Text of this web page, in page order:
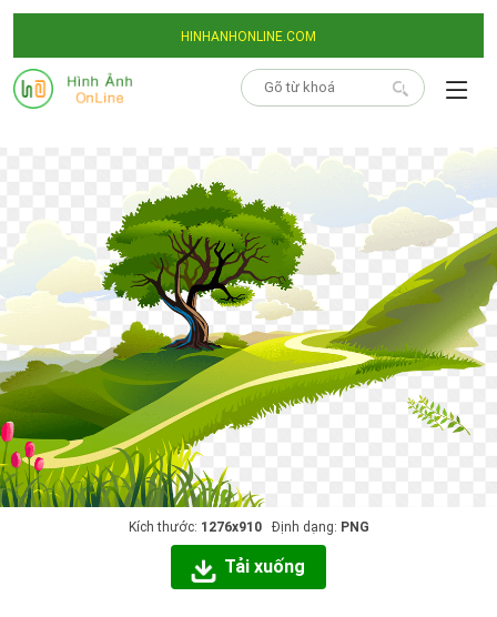
HINHANHONLINE.COM
Kích thước: 1276x910Định dạng: PNG
Tải xuống